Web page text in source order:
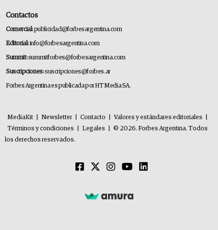
Contactos
Comercial:publicidad@forbesargentina.com
Editorial:info@forbesargentina.com
Summit:summitforbes@forbesargentina.com
Suscripciones:suscripciones@forbes.ar
Forbes Argentina es publicada por HT Media SA.
MediaKit Newsletter Contacto Valores y estándares editoriales
Términos y condiciones
Legales
© 2026. Forbes Argentina. Todos
los derechos reservados.